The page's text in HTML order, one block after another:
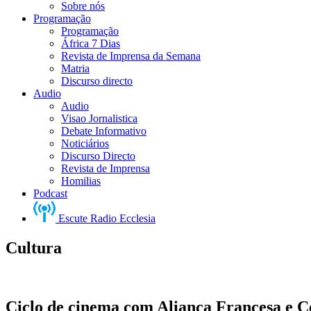
Sobre nós
Programação
Programação
África 7 Dias
Revista de Imprensa da Semana
Matria
Discurso directo
Audio
Audio
Visao Jornalistica
Debate Informativo
Noticiários
Discurso Directo
Revista de Imprensa
Homilias
Podcast
Escute Radio Ecclesia
Cultura
Ciclo de cinema com Aliança Francesa e